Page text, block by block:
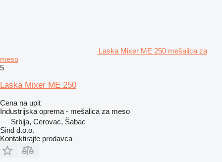
Laska Mixer ME 250 mešalica za
meso
5
Laska Mixer ME 250
Cena na upit
Industrijska oprema - mešalica za meso
Srbija, Cerovac, Šabac
Sind d.o.o.
Kontaktirajte prodavca